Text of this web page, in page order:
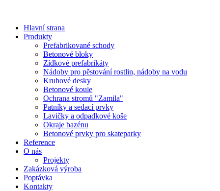
Hlavní strana
Produkty
Prefabrikované schody
Betonové bloky
Zídkové prefabrikáty
Nádoby pro pěstování rostlin, nádoby na vodu
Kruhové desky
Betonové koule
Ochrana stromů "Zamila"
Patníky a sedací prvky
Lavičky a odpadkové koše
Okraje bazénu
Betonové prvky pro skateparky
Reference
O nás
Projekty
Zakázková výroba
Poptávka
Kontakty